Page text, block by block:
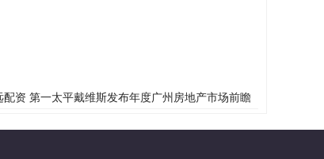
配资 第一太平戴维斯发布年度广州房地产市场前瞻